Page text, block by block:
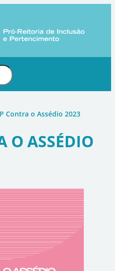
Contra o Assédio 2023
O ASSÉDIO